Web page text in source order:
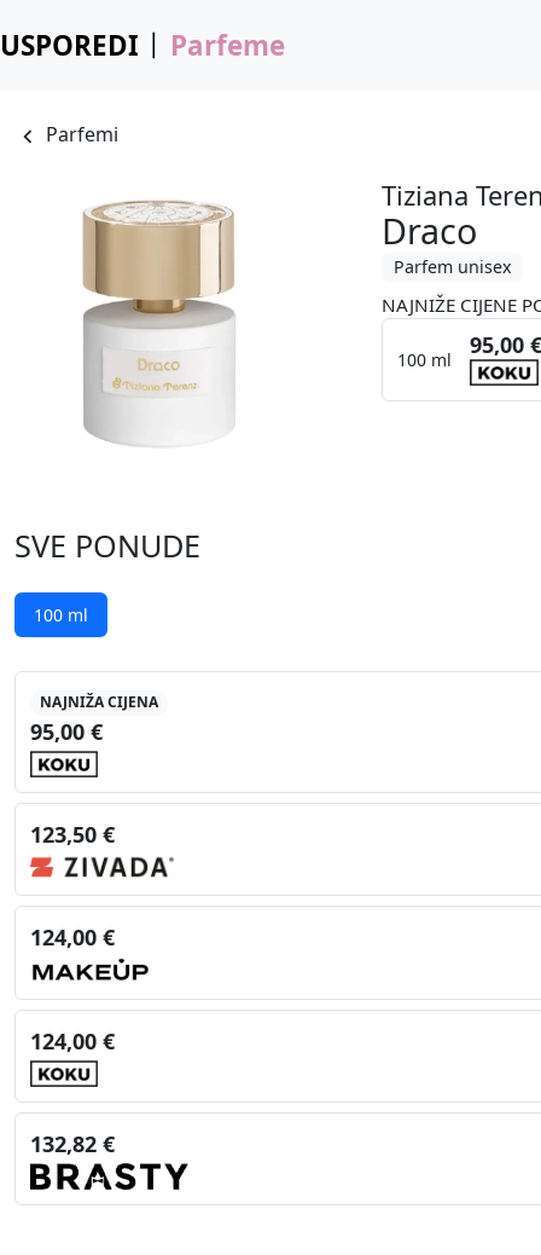
USPOREDI Parfeme
Parfemi
Tiziana
Draco
Parfem unisex
NAJNIŽE CIJENE
100 ml
95,00
SVE PONUDE
100 ml
NAJNIŽA CIJENA
95,00 €
123,50 €
124,00 €
124,00 €
132,82 €